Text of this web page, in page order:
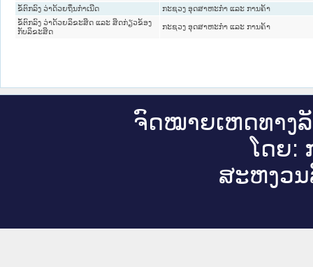
ຂໍ້ຕົກລົງ ວ່າດ້ວຍຖິ່ນກຳເນີດ
ກະຊວງ ອຸດສາຫະກຳ ແລະ ການຄ້າ
ຂໍ້ຕົກລົງ ວ່າດ້ວຍລິຂະສິດ ແລະ ສິດກ່ຽວຂ້ອງ
ກັບລິຂະສິດ
ກະຊວງ ອຸດສາຫະກຳ ແລະ ການຄ້າ
ຈົດ​ໝາຍ​ເຫດ​ທາງ​
ໂດຍ:
ສະ​ຫງວນ​